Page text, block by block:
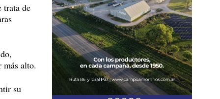
trata de
más alto.
su